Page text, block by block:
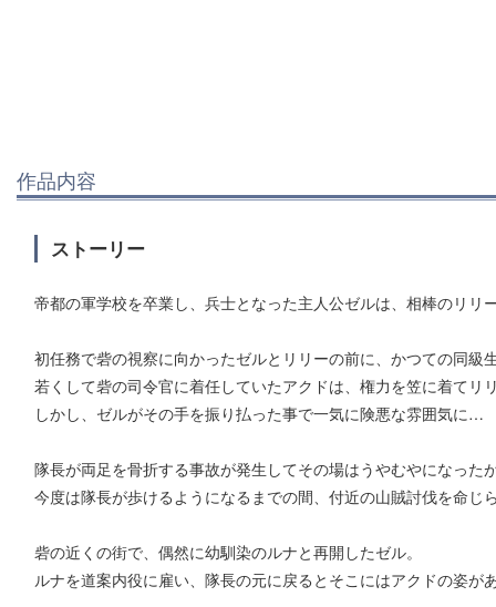
作品内容
ストーリー
帝都の軍学校を卒業し、兵士となった主人公ゼルは、相棒のリリ
初任務で砦の視察に向かったゼルとリリーの前に、かつての同級
若くして砦の司令官に着任していたアクドは、権力を笠に着てリ
しかし、ゼルがその手を振り払った事で一気に険悪な雰囲気に…
隊長が両足を骨折する事故が発生してその場はうやむやになった
今度は隊長が歩けるようになるまでの間、付近の山賊討伐を命じ
砦の近くの街で、偶然に幼馴染のルナと再開したゼル。
ルナを道案内役に雇い、隊長の元に戻るとそこにはアクドの姿が